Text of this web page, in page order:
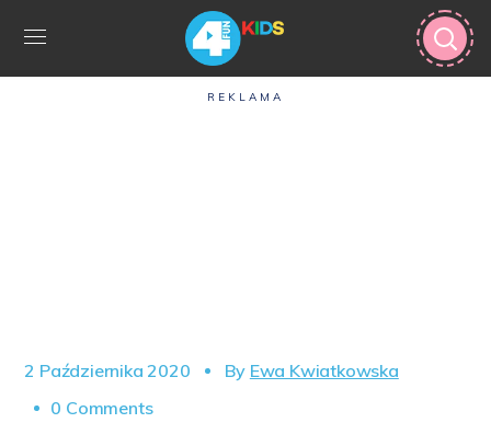
REKLAMA
2 Października 2020 By Ewa Kwiatkowska
0 Comments